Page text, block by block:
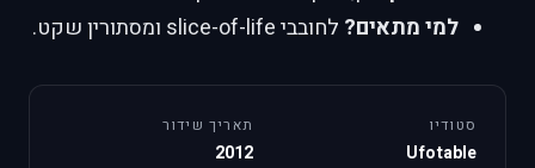
למי מתאים? לחובבי slice-of-life ומסתורין שקט.
סטודיו
Ufotable
תאריך שידור
2012